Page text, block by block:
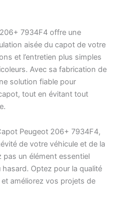
7934F4 offre une
aisée du capot de votre
et l’entretien plus simples
Avec sa fabrication de
solution fiable pour
tout en évitant tout
Peugeot 206+ 7934F4,
de votre véhicule et de la
pas un élément essentiel
Optez pour la qualité
et améliorez vos projets de